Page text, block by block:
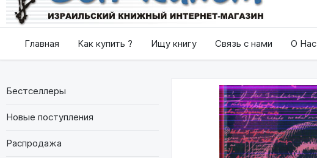
Главная Как купить ? Ищу книгу Связь с нами О Нас
Бестселлеры
Новые поступления
Распродажа